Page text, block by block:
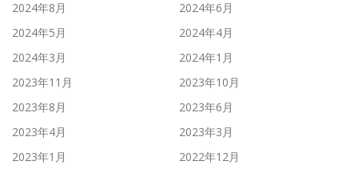
2024年8月
2024年6月
2024年5月
2024年4月
2024年3月
2024年1月
2023年11月
2023年10月
2023年8月
2023年6月
2023年4月
2023年3月
2023年1月
2022年12月